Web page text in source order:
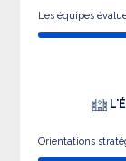
Les équipes
Orientations